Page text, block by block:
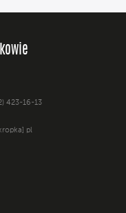
423-16-13
pl